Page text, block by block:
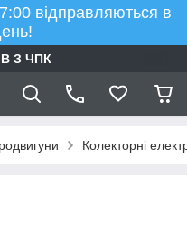
відправляються в
З ЧПК
Колекторні